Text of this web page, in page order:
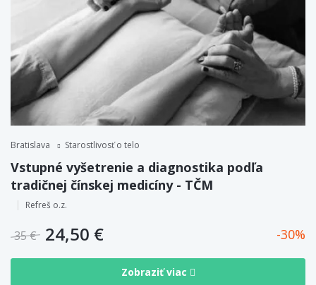
Bratislava Starostlivosť o telo
Vstupné vyšetrenie a diagnostika podľa
tradičnej čínskej medicíny - TČM
Refreš o.z.
35 € 24,50 € 30
Zobraziť viac